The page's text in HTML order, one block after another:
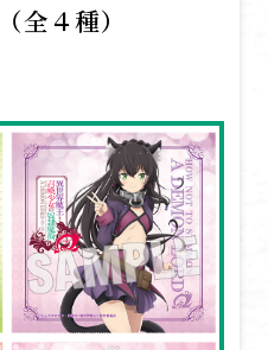
全４種）